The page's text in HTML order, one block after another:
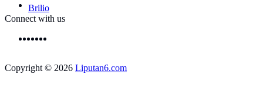
Brilio
Connect with us
Copyright © 2026 Liputan6.com